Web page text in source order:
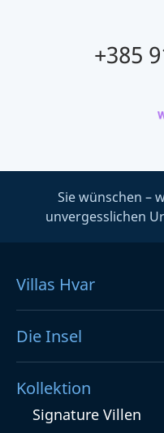
+385
Sie wünschen –
unvergesslichen
Villas Hvar
Die Insel
Kollektion
Signature Villen